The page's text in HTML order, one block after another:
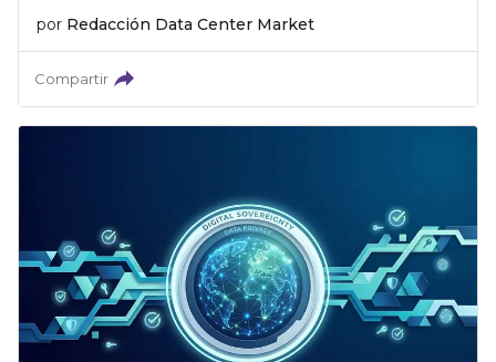
por Redacción Data Center Market
Compartir